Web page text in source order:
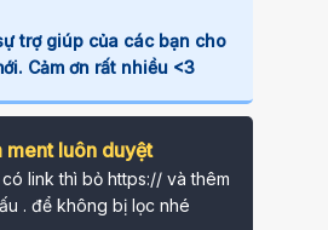
trợ giúp của các bạn cho
Cảm ơn rất nhiều <3
ment luôn duyệt
link thì bỏ https:// và thêm
. để không bị lọc nhé